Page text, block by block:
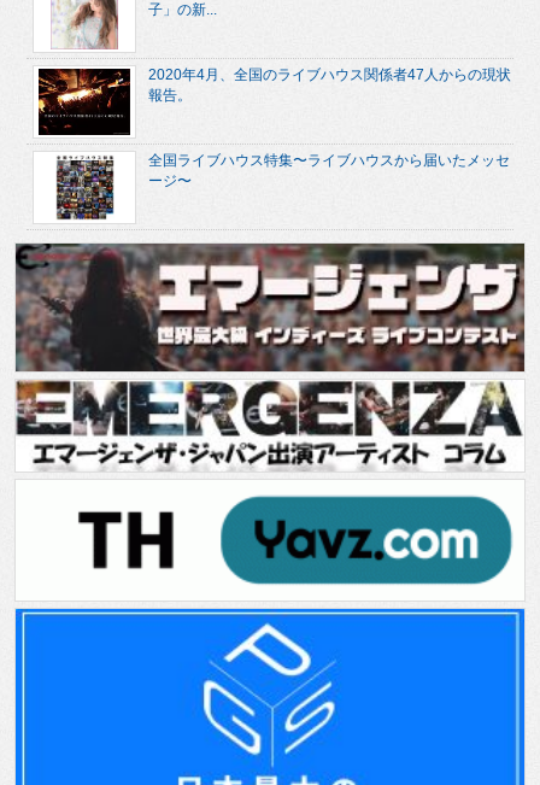
子」の新...
2020年4月、全国のライブハウス関係者47人からの現状
報告。
全国ライブハウス特集〜ライブハウスから届いたメッセ
ージ〜